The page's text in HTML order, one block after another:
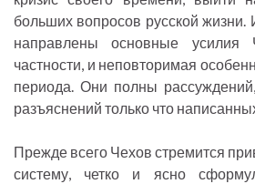
больших вопросов русской
направлены основные усилия
частности, и неповторимая
периода. Они полны
разъяснений только что
Прежде всего Чехов стремится
систему, четко и ясно